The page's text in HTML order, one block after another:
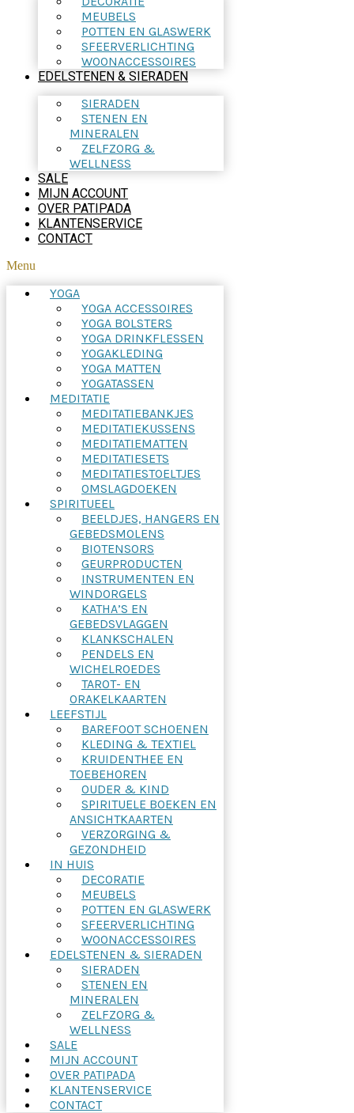
MEUBELS
POTTEN EN GLASWERK
SFEERVERLICHTING
WOONACCESSOIRES
EDELSTENEN & SIERADEN
SIERADEN
STENEN EN
MINERALEN
ZELFZORG &
WELLNESS
SALE
MIJN ACCOUNT
OVER PATIPADA
KLANTENSERVICE
CONTACT
Menu
YOGA
YOGA ACCESSOIRES
YOGA BOLSTERS
YOGA DRINKFLESSEN
YOGAKLEDING
YOGA MATTEN
YOGATASSEN
MEDITATIE
MEDITATIEBANKJES
MEDITATIEKUSSENS
MEDITATIEMATTEN
MEDITATIESETS
MEDITATIESTOELTJES
OMSLAGDOEKEN
SPIRITUEEL
BEELDJES, HANGERS EN
GEBEDSMOLENS
BIOTENSORS
GEURPRODUCTEN
INSTRUMENTEN EN
WINDORGELS
KATHA’S EN
GEBEDSVLAGGEN
KLANKSCHALEN
PENDELS EN
WICHELROEDES
TAROT- EN
ORAKELKAARTEN
LEEFSTIJL
BAREFOOT SCHOENEN
KLEDING & TEXTIEL
KRUIDENTHEE EN
TOEBEHOREN
OUDER & KIND
SPIRITUELE BOEKEN EN
ANSICHTKAARTEN
VERZORGING &
GEZONDHEID
IN HUIS
DECORATIE
MEUBELS
POTTEN EN GLASWERK
SFEERVERLICHTING
WOONACCESSOIRES
EDELSTENEN & SIERADEN
SIERADEN
STENEN EN
MINERALEN
ZELFZORG &
WELLNESS
SALE
MIJN ACCOUNT
OVER PATIPADA
KLANTENSERVICE
CONTACT